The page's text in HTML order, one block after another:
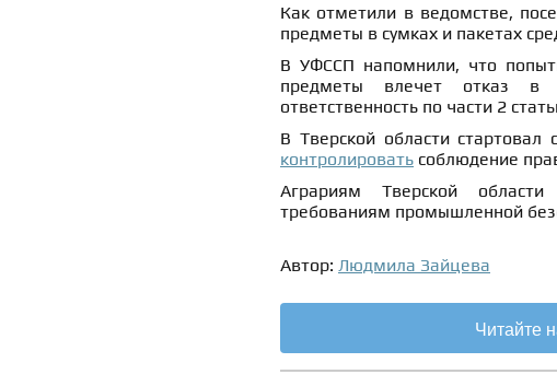
Как отметили в ведомстве,
предметы в сумках и пакетах
В УФССП напомнили, что
предметы влечет отказ в
ответственность по части 2
В Тверской области стартовал
контролировать соблюдение
Аграриям Тверской
требованиям промышленной
Автор: Людмила Зайцева
Читайте